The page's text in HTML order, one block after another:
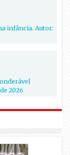
infância. Autor:
2026